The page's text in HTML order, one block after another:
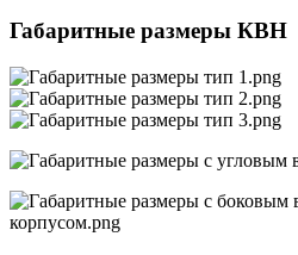
Габаритные размеры КВН